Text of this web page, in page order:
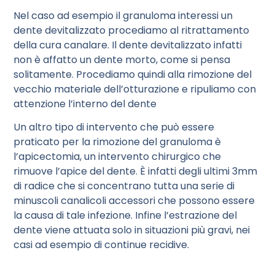
Nel caso ad esempio il granuloma interessi un
dente devitalizzato procediamo al ritrattamento
della cura canalare. Il dente devitalizzato infatti
non è affatto un dente morto, come si pensa
solitamente. Procediamo quindi alla rimozione del
vecchio materiale dell’otturazione e ripuliamo con
attenzione l’interno del dente
Un altro tipo di intervento che può essere
praticato per la rimozione del granuloma è
l’apicectomia, un intervento chirurgico che
rimuove l’apice del dente. È infatti degli ultimi 3mm
di radice che si concentrano tutta una serie di
minuscoli canalicoli accessori che possono essere
la causa di tale infezione. Infine l’estrazione del
dente viene attuata solo in situazioni più gravi, nei
casi ad esempio di continue recidive.